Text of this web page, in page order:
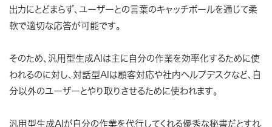
出力にとどまらず、ユーザーとの言葉のキャッチボールを通じて柔
軟で適切な応答が可能です。
そのため、汎用型生成AIは主に自分の作業を効率化するために使
われるのに対し、対話型AIは顧客対応や社内ヘルプデスクなど、自
分以外のユーザーとやり取りさせるために使われます。
汎用型生成AIが自分の作業を代行してくれる優秀な秘書だとすれ